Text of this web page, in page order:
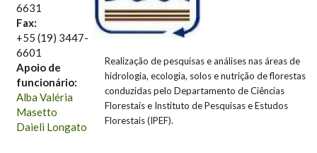
6631
Fax:
+55 (19) 3447-
6601
Apoio de
funcionário:
Alba Valéria
Masetto
Daieli Longato
Realização de pesquisas e análises nas áreas de
hidrologia, ecologia, solos e nutrição de florestas
conduzidas pelo Departamento de Ciências
Florestais e Instituto de Pesquisas e Estudos
Florestais (IPEF).